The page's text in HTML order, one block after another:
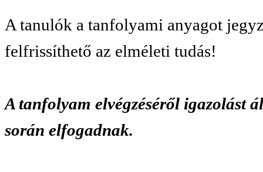
A tanulók a tanfolyami anyagot
felfrissíthető az elméleti tudás!
A tanfolyam elvégzéséről igazolást
során elfogadnak.